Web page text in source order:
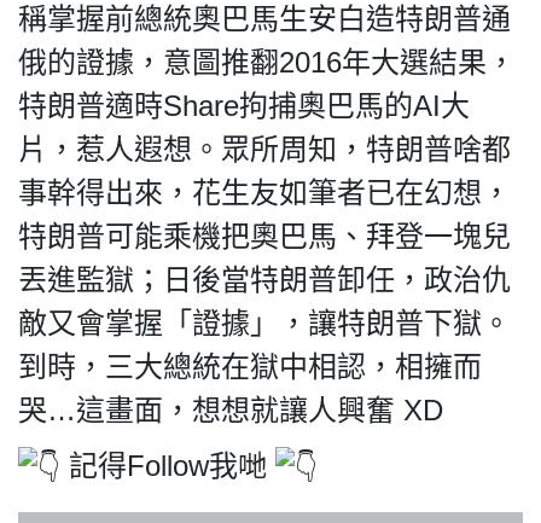
昔日
系列
活動
關於我們
我們的立場
稱掌握前總統奧巴馬生安白造特朗普通
俄的證據，意圖推翻2016年大選結果，
特朗普適時Share拘捕奧巴馬的AI大
片，惹人遐想。眾所周知，特朗普啥都
事幹得出來，花生友如筆者已在幻想，
特朗普可能乘機把奧巴馬、拜登一塊兒
丟進監獄；日後當特朗普卸任，政治仇
敵又會掌握「證據」，讓特朗普下獄。
到時，三大總統在獄中相認，相擁而
哭…這畫面，想想就讓人興奮 XD
記得Follow我哋